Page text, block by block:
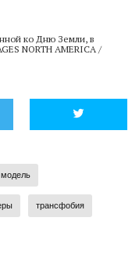
ко Дню Земли, в
NORTH AMERICA /
модель
трансфобия